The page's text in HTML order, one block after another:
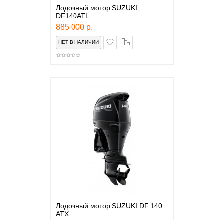
Лодочный мотор SUZUKI
DF140ATL
885 000 р.
в закладки
Лодочный мотор SUZUKI DF 140
ATX